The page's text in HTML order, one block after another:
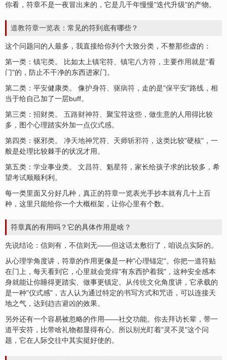
你看，符章不是一夜冒出来的，它是几千年慢慢"迭代升级"的产物。
道教符章一览表 ：常见的符到底有哪些？
这个问题问的人最多，我直接给你列个大致分类，不整那些虚的：
第一类：镇宅类。 比如太上镇宅符、镇宅八方符，主要作用就是"看
门"的，防止不干净的东西进家门。
第二类：平安健康类。 像护身符、 驱病符 ，走的是"保平安"路线，相
当于给自己加了一层buff。
第三类： 招财类。 五路财神符、聚宝符这些，做生意的人用得比较
多，图个心理踏实外加一点仪式感。
第四类：驱邪类。 净天地神咒符、天师斩邪符 ，这类比较"硬核"，一
般是处理比较棘手的状况才用。
第五类： 学业事业类。 文昌符、魁星符，家长给孩子求的比较多，希
望考试顺顺利利。
每一类里面又分好几种，真正的符章一览表光手抄本就有几十上百
种，这里只能给你一个大概框架，让你心里有个数。
符章真的有用吗？它的具体作用是啥？
先说结论：信则有，不信则无——但这话太敷衍了，咱说点实际的。
从心理学角度讲，符章的作用更像是一种"心理锚定"。你把一道符贴
在门上，每天看到它，心里就会觉得"有东西护着我"，这种安全感本
身就能让你睡得更踏实、做事更镇定。从传统文化角度讲，它承载的
是一种"仪式感"，古人认为通过特定的书写方式和咒语，可以连接天
地之气，达到 趋吉避凶的效果。
另外还有一个容易被忽略的作用——社交功能。你去拜访长辈，带一
道平安符，比带啥礼物都显得有心。所以别光盯着"灵不灵"这个问
题，它在人际交往中其实挺好使的。